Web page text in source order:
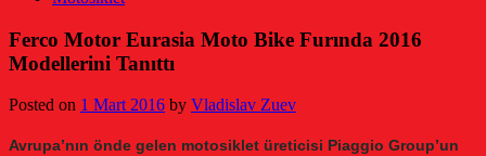
Ferco Motor Eurasia Moto Bike Furında 2016
Modellerini Tanıttı
Posted on 1 Mart 2016 by Vladislav Zuev
Avrupa’nın önde gelen motosiklet üreticisi Piaggio Group’un